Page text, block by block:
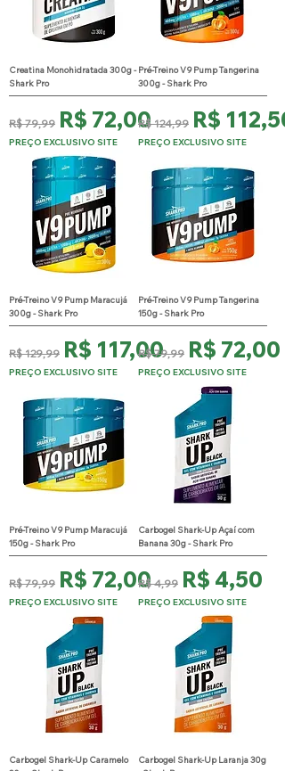
Creatina Monohidratada 300g -
Shark Pro
Preço normal
R$ 79,99 Preço promocional
R$ 72,00
PREÇO EXCLUSIVO SITE
Pré-Treino V9 Pump Tangerina
300g - Shark Pro
Preço normal
R$ 124,99 Preço
R$ 112,50
PREÇO EXCLUSIVO SITE
Pré-Treino V9 Pump Maracujá
300g - Shark Pro
Preço normal
R$ 129,99 Preço promocional
R$ 117,00
PREÇO EXCLUSIVO SITE
Pré-Treino V9 Pump Tangerina
150g - Shark Pro
Preço normal
R$ 79,99 Preço
R$ 72,00
PREÇO EXCLUSIVO SITE
Pré-Treino V9 Pump Maracujá
150g - Shark Pro
Preço normal
R$ 79,99 Preço promocional
R$ 72,00
PREÇO EXCLUSIVO SITE
Carbogel Shark-Up Açaí com
Banana 30g - Shark Pro
Preço normal
R$ 4,99 Preço
R$ 4,50
PREÇO EXCLUSIVO SITE
Carbogel Shark-Up Caramelo
Carbogel Shark-Up Laranja 30g